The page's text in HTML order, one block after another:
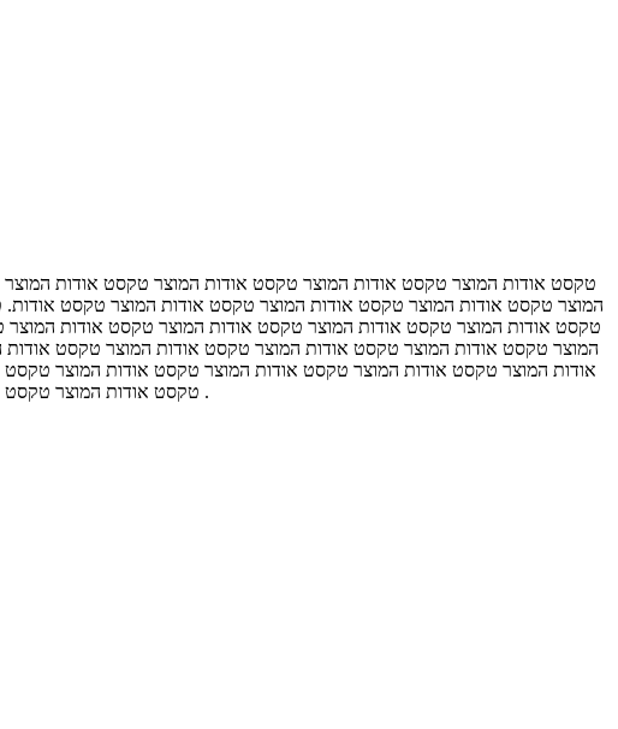
טקסט אודות המוצר טקסט אודות המוצר טקסט אודות המוצר טקסט אודות
המוצר טקסט אודות המוצר טקסט אודות המוצר טקסט אודות המוצר טקסט
טקסט אודות המוצר טקסט אודות המוצר טקסט אודות המוצר טקסט אודות
המוצר טקסט אודות המוצר טקסט אודות המוצר טקסט אודות המוצר טקסט
אודות המוצר טקסט אודות המוצר טקסט אודות המוצר טקסט אודות המוצר
טקסט אודות המוצר טקסט אודות המוצר טקסט אודות המוצר טקסט אודות המוצר טקסט אודות המוצר טקסט אודות המוצר טקסט אודות המוצר טקסט אודות המוצר .